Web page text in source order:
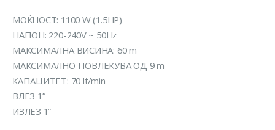
МОЌНОСТ: 1100 W (1.5HP)
НАПОН: 220-240V ~ 50Hz
МАКСИМАЛНА ВИСИНА: 60 m
МАКСИМАЛНО ПОВЛЕКУВА ОД 9 m
КАПАЦИТЕТ: 70 lt/min
ВЛЕЗ 1”
ИЗЛЕЗ 1”